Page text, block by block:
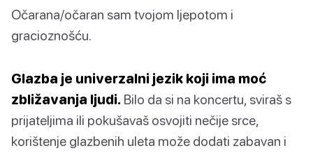
Očarana/očaran sam tvojom ljepotom i
gracioznošću.
Glazba je univerzalni jezik koji ima moć
zbližavanja ljudi. Bilo da si na koncertu, sviraš s
prijateljima ili pokušavaš osvojiti nečije srce,
korištenje glazbenih uleta može dodati zabavan i